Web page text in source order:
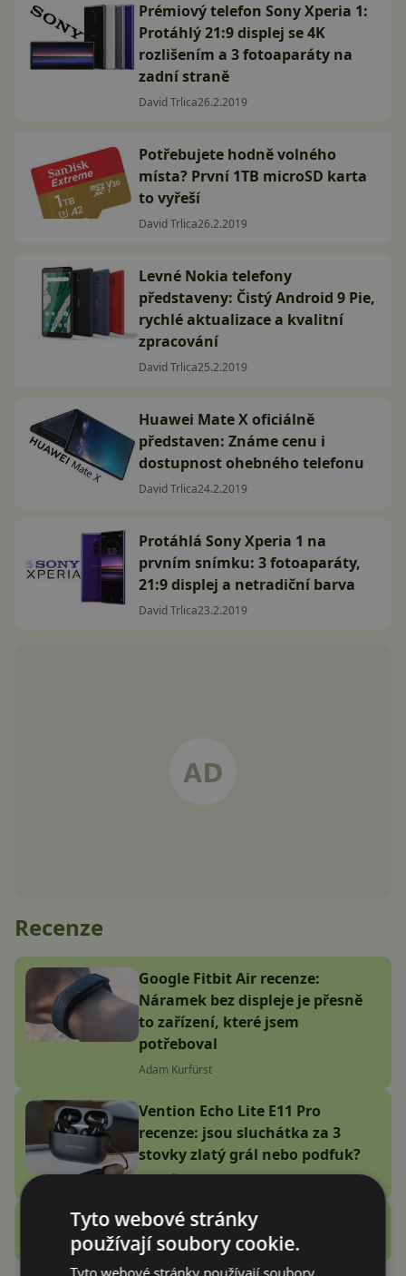
Prémiový telefon Sony Xperia 1:
Protáhlý 21:9 displej se 4K
rozlišením a 3 fotoaparáty na
zadní straně
David Trlica26.2.2019
Potřebujete hodně volného
místa? První 1TB microSD karta
to vyřeší
David Trlica26.2.2019
Levné Nokia telefony
představeny: Čistý Android 9 Pie,
rychlé aktualizace a kvalitní
zpracování
David Trlica25.2.2019
Huawei Mate X oficiálně
představen: Známe cenu i
dostupnost ohebného telefonu
David Trlica24.2.2019
Protáhlá Sony Xperia 1 na
prvním snímku: 3 fotoaparáty,
21:9 displej a netradiční barva
David Trlica23.2.2019
Recenze
Google Fitbit Air recenze:
Náramek bez displeje je přesně
to zařízení, které jsem
potřeboval
Adam Kurfürst
Vention Echo Lite E11 Pro
recenze: jsou sluchátka za 3
stovky zlatý grál nebo podfuk?
Zobrazit další
Recenze
Tyto webové stránky
používají soubory cookie.
Tyto webové stránky používají soubory